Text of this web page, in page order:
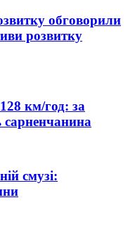
обговорили
розвитку
км/год: за
смузі: